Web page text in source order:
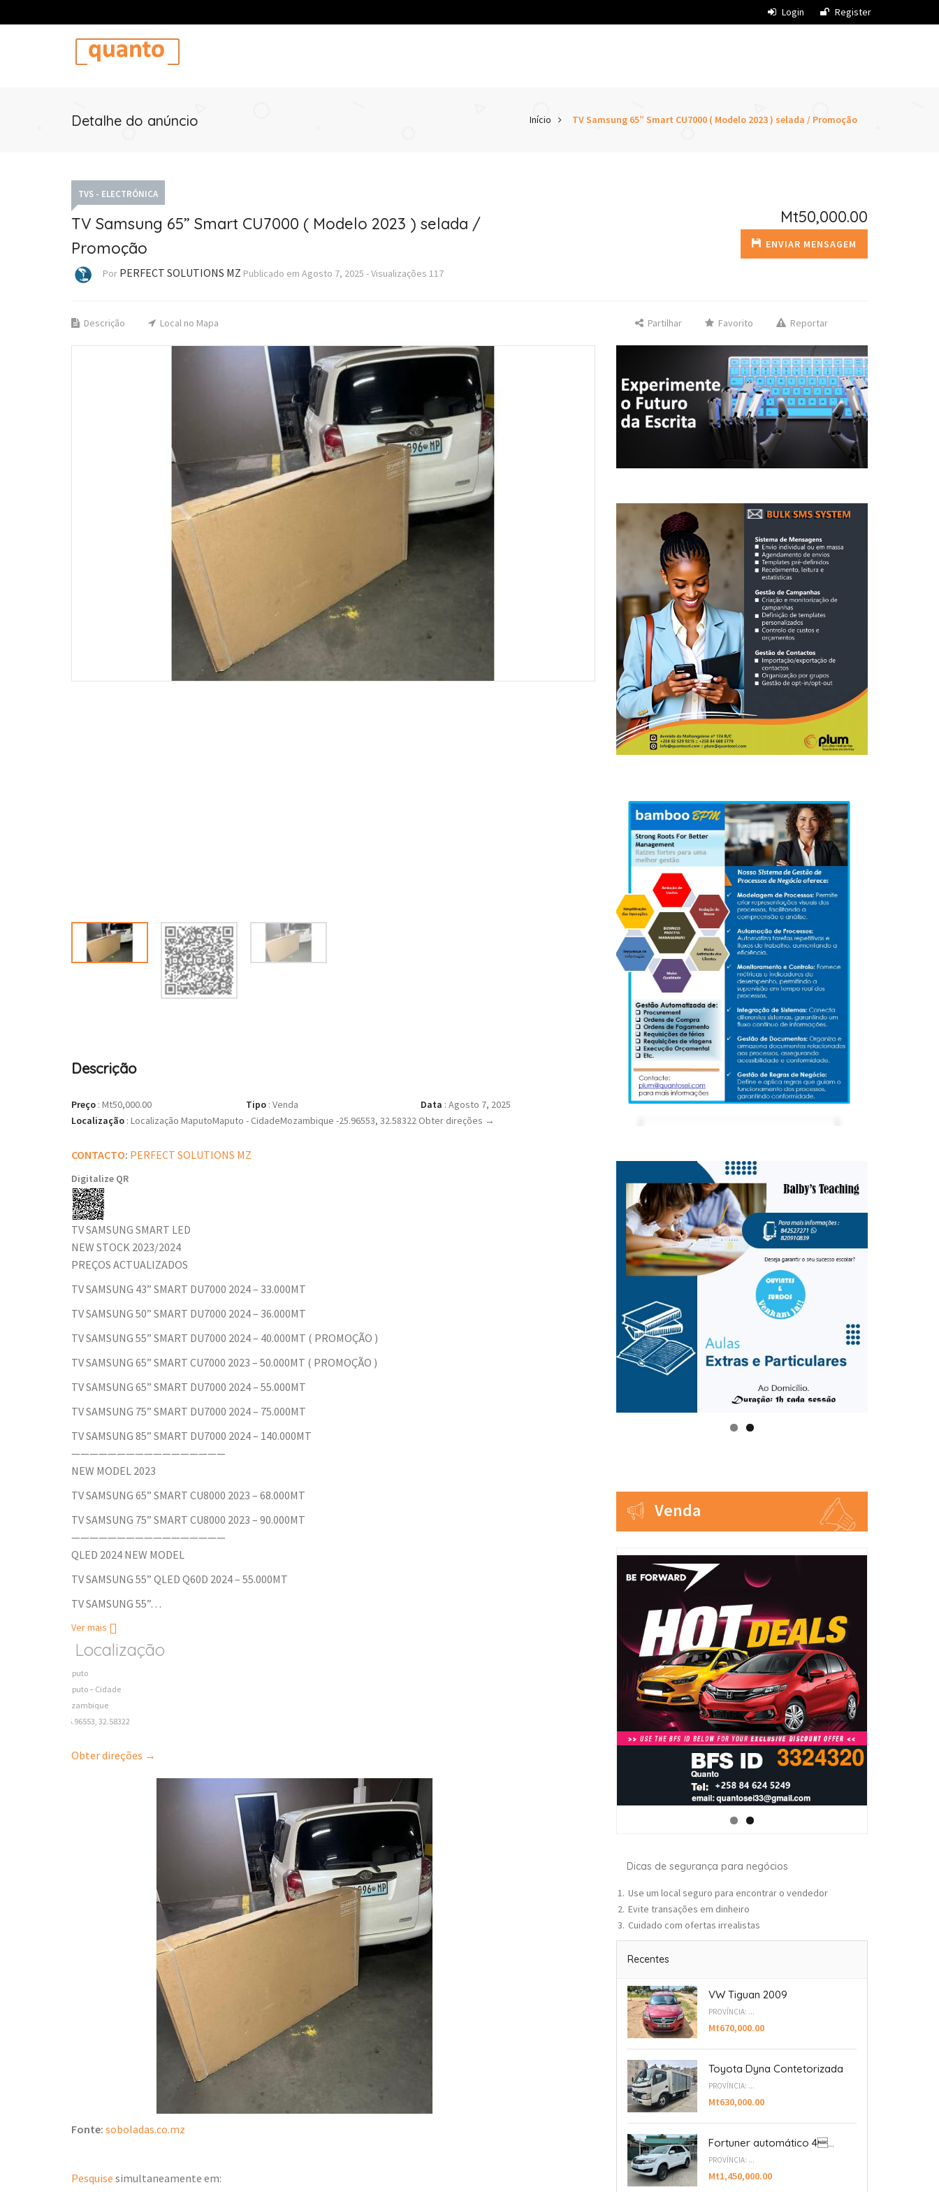
Login Register
Detalhe do anúncio Início TV Samsung 65” Smart CU7000 ( Modelo 2023 ) selada / Promoção
TVS - ELECTRÓNICA
TV Samsung 65” Smart CU7000 ( Modelo 2023 ) selada /
Promoção
Por PERFECT SOLUTIONS MZ Publicado em Agosto 7, 2025 -Visualizações 117
Mt50,000.00
ENVIAR MENSAGEM
Descrição Local no Mapa Partilhar Favorito Reportar
Descrição
Preço : Mt50,000.00 Tipo : Venda Data : Agosto 7, 2025
Localização : Localização MaputoMaputo - CidadeMozambique -25.96553, 32.58322 Obter direções →
CONTACTO: PERFECT SOLUTIONS MZ
Digitalize QR
TV SAMSUNG SMART LED
NEW STOCK 2023/2024
PREÇOS ACTUALIZADOS
TV SAMSUNG 43” SMART DU7000 2024 – 33.000MT
TV SAMSUNG 50” SMART DU7000 2024 – 36.000MT
TV SAMSUNG 55” SMART DU7000 2024 – 40.000MT ( PROMOÇÃO )
TV SAMSUNG 65” SMART CU7000 2023 – 50.000MT ( PROMOÇÃO )
TV SAMSUNG 65” SMART DU7000 2024 – 55.000MT
TV SAMSUNG 75” SMART DU7000 2024 – 75.000MT
TV SAMSUNG 85” SMART DU7000 2024 – 140.000MT
—————————————————
NEW MODEL 2023
TV SAMSUNG 65” SMART CU8000 2023 – 68.000MT
TV SAMSUNG 75” SMART CU8000 2023 – 90.000MT
—————————————————
QLED 2024 NEW MODEL
TV SAMSUNG 55” QLED Q60D 2024 – 55.000MT
TV SAMSUNG 55”…
Ver mais
Localização
Maputo
Maputo – Cidade
Mozambique
-25.96553, 32.58322
Obter direções →
Fonte: soboladas.co.mz
Pesquise simultaneamente em:
Venda
Dicas de segurança para negócios
Use um local seguro para encontrar o vendedor
Evite transações em dinheiro
Cuidado com ofertas irrealistas
Recentes
VW Tiguan 2009
PROVÍNCIA: ...
Mt670,000.00
Toyota Dyna Contetorizada
PROVÍNCIA: ...
Mt630,000.00
Fortuner automático 4...
PROVÍNCIA: ...
Mt1,450,000.00